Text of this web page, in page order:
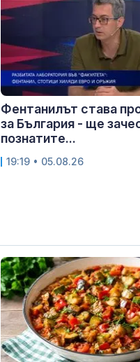
Фентанилът става
за България - ще
познатите...
19:19 • 05.08.26